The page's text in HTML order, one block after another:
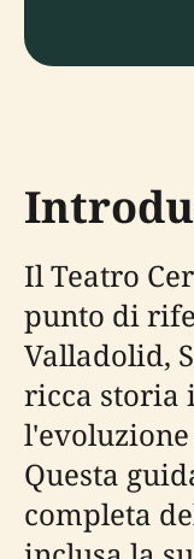
Il Teatro
punto di
Valladolid,
ricca storia
Questa
completa